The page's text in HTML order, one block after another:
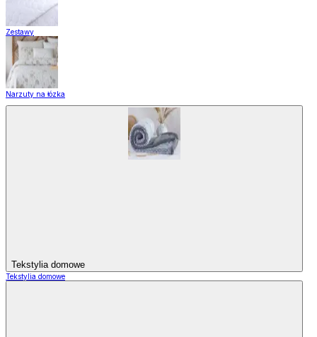
Zestawy
Narzuty na łózka
Tekstylia domowe
Tekstylia domowe